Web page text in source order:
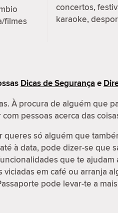
filmes
concertos,
karaoke,
Dicas de Segurançae
À procura de alguém que
pessoas acerca das
só alguém que
à data, pode dizer-se que
que te ajudam
em café ou arranja
pode levar-te a